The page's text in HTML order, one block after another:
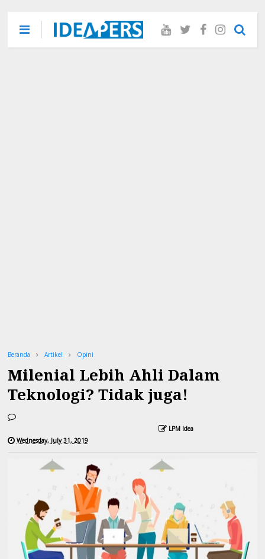
Beranda Artikel Opini
Milenial Lebih Ahli Dalam
Teknologi? Tidak juga!
LPM Idea
Wednesday, July 31, 2019